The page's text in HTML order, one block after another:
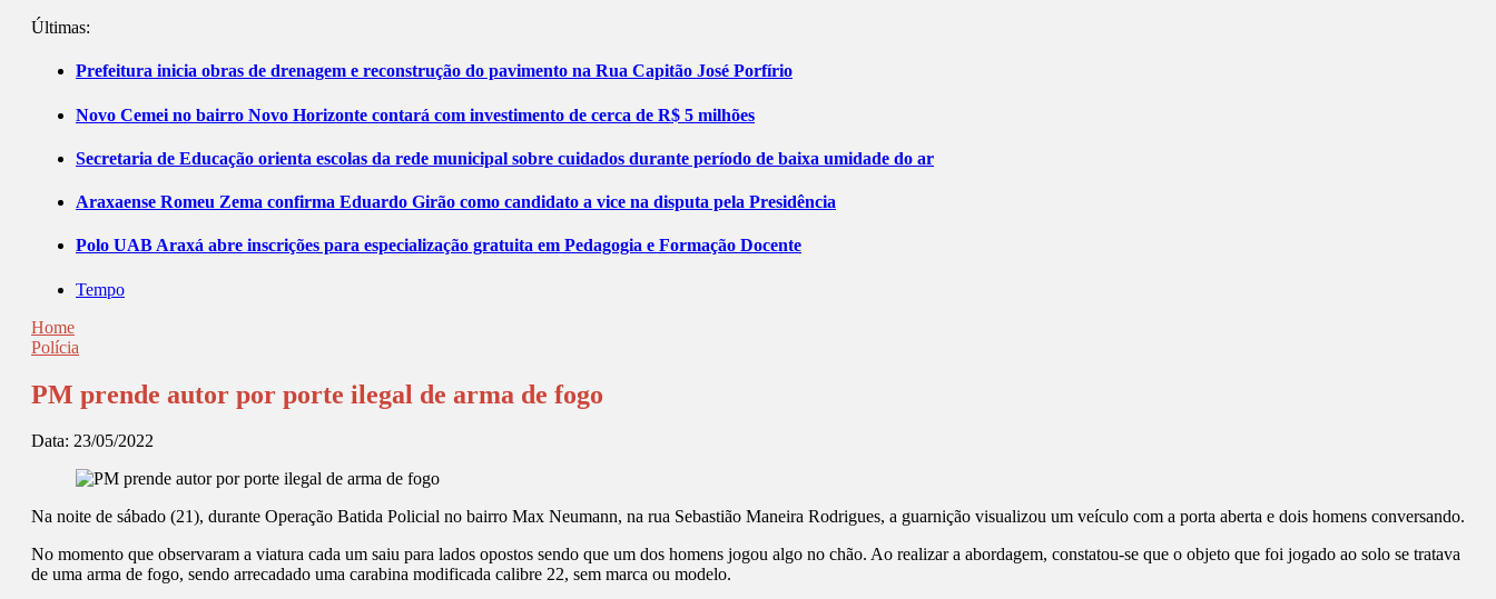
Últimas:
Prefeitura inicia obras de drenagem e reconstrução do pavimento na Rua Capitão José Porfírio
Novo Cemei no bairro Novo Horizonte contará com investimento de cerca de R$ 5 milhões
Secretaria de Educação orienta escolas da rede municipal sobre cuidados durante período de baixa umidade do ar
Araxaense Romeu Zema confirma Eduardo Girão como candidato a vice na disputa pela Presidência
Polo UAB Araxá abre inscrições para especialização gratuita em Pedagogia e Formação Docente
Tempo
Home
Polícia
PM prende autor por porte ilegal de arma de fogo
Data: 23/05/2022
Na noite de sábado (21), durante Operação Batida Policial no bairro Max Neumann, na rua Sebastião Maneira Rodrigues, a guarnição visualizou um veículo com a porta aberta e dois homens conversando.
No momento que observaram a viatura cada um saiu para lados opostos sendo que um dos homens jogou algo no chão. Ao realizar a abordagem, constatou-se que o objeto que foi jogado ao solo se tratava
de uma arma de fogo, sendo arrecadado uma carabina modificada calibre 22, sem marca ou modelo.